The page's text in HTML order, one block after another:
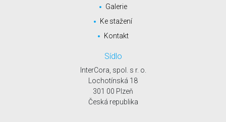
Galerie
Ke stažení
Kontakt
Sídlo
InterCora, spol. s r. o.
Lochotínská 18
301 00 Plzeň
Česká republika